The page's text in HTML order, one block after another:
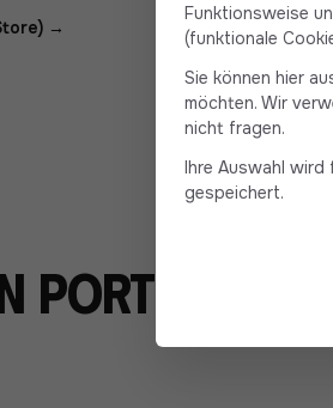
→
Porticcio
Funktionsweise
(funktionale
Sie können hier
möchten. Wir
nicht fragen.
Ihre Auswahl wird
gespeichert.